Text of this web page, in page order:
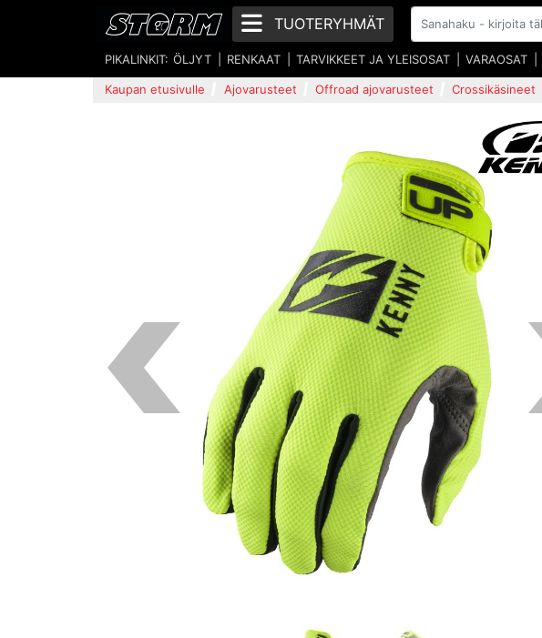
TUOTERYHMÄT
PIKALINKIT: ÖLJYT RENKAAT TARVIKKEET JA YLEISOSAT VARAOSAT
Kaupan etusivulle Ajovarusteet Offroad ajovarusteet Crossikäsineet